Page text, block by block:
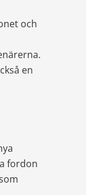
och
en
fordon